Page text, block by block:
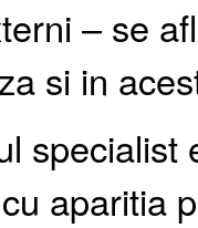
– se
si in
aparitia